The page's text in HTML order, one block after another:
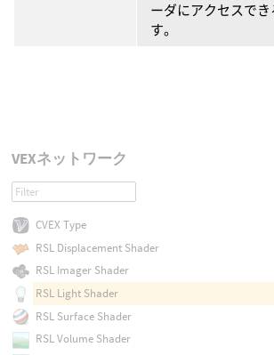
ーダにアクセスで
す。
VEXネットワーク
CVEX Type
RSL Displacement Shader
RSL Imager Shader
RSL Light Shader
RSL Surface Shader
RSL Volume Shader